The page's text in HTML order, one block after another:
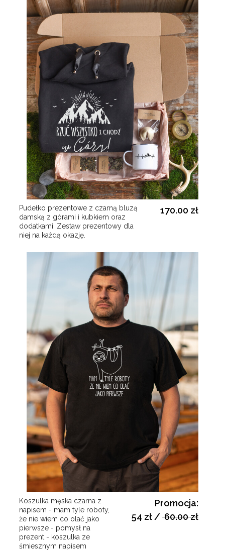
Pudełko prezentowe z czarną bluzą
damską z górami i kubkiem oraz
dodatkami. Zestaw prezentowy dla
niej na każdą okazję.
170.00 zł
Koszulka męska czarna z
napisem - mam tyle roboty,
że nie wiem co olać jako
pierwsze - pomysł na
prezent - koszulka ze
śmiesznym napisem
Promocja:
54 zł/60.00 zł